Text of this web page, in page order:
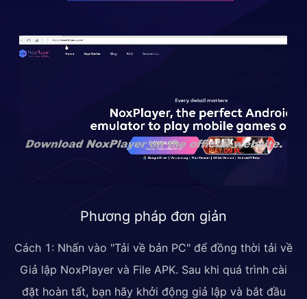
Phương pháp đơn giản
Cách 1: Nhấn vào "Tải về bản PC" để đồng thời tải về
Giả lập NoxPlayer và File APK. Sau khi quá trình cài
đặt hoàn tất, bạn hãy khởi động giả lập và bắt đầu